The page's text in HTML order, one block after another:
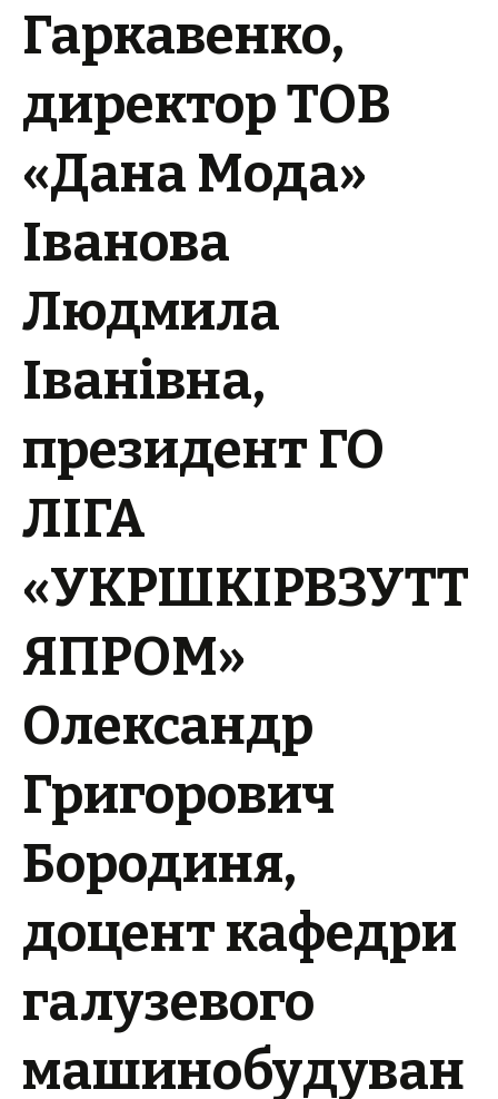
Гаркавенко,
директор ТОВ
«Дана Мода»
Іванова
Людмила
Іванівна,
президент ГО
ЛІГА
«УКРШКІРВЗУТТ
ЯПРОМ»
Олександр
Григорович
Бородиня,
доценткафедри
галузевого
машинобудуван